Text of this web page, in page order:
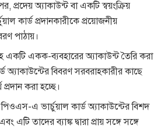
প্রদেয় অ্যাকাউন্ট বা একটি স্বয়ংক্রিয়
কার্ড প্রদানকারীকে প্রয়োজনীয়
পাঠায়।
একটি একক-ব্যবহারের অ্যাকাউন্ট তৈরি করা
অ্যাকাউন্টের বিবরণ সরবরাহকারীর কাছে
করা হচ্ছে।
এ ভার্চুয়াল কার্ড অ্যাকাউন্টের বিশদ
এটি তাদের ব্যাঙ্ক দ্বারা প্রায় সঙ্গে সঙ্গে